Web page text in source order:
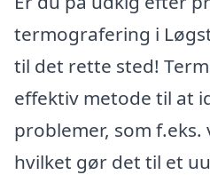
termografering i
til det rette sted!
effektiv metode til at
problemer, som
hvilket gør det til et